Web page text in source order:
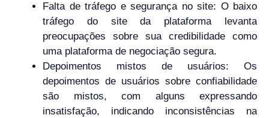
Falta de tráfego e segurança no site: O baixo
tráfego do site da plataforma levanta
preocupações sobre sua credibilidade como
uma plataforma de negociação segura.
Depoimentos mistos de usuários: Os
depoimentos de usuários sobre confiabilidade
são mistos, com alguns expressando
insatisfação, indicando inconsistências na